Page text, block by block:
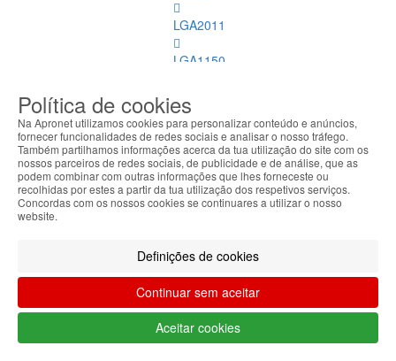
LGA2011
LGA1150
LGA1151
Refrigeração
Memórias
Memórias
Dimm
Ver
todos
DDR
Política de cookies
Na Apronet utilizamos cookies para personalizar conteúdo e anúncios,
fornecer funcionalidades de redes sociais e analisar o nosso tráfego.
Também partilhamos informações acerca da tua utilização do site com os
nossos parceiros de redes sociais, de publicidade e de análise, que as
podem combinar com outras informações que lhes forneceste ou
recolhidas por estes a partir da tua utilização dos respetivos serviços.
Concordas com os nossos cookies se continuares a utilizar o nosso
website.
Definições de cookies
Continuar sem aceitar
Aceitar cookies